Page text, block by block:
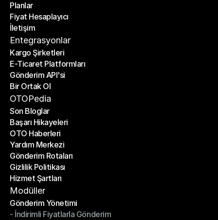
Anasayfa
Planlar
Planlar
Fiyat Hesaplayıcı
Fiyat Hesaplayıcı
İletişim
İletişim
Entegrasyonlar
Kargo Şirketleri
Kargo Şirketleri
E-Ticaret Platformları
E-Ticaret Platformları
Gönderim API'si
Gönderim API'si
Bir Ortak Ol
Bir Ortak Ol
OTOPedia
Son Bloglar
Son Bloglar
Başarı Hikayeleri
Başarı Hikayeleri
OTO Haberleri
OTO Haberleri
Yardım Merkezi
Yardım Merkezi
Gönderim Rotaları
Gönderim Rotaları
Gizlilik Politikası
Gizlilik Politikası
Hizmet Şartları
Hizmet Şartları
Modüller
Gönderim Yönetimi
Gönderim Yönetimi
- İndirimli Fiyatlarla Gönderim